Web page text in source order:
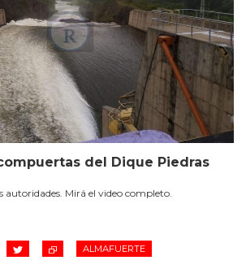
del Dique Piedras
autoridades. Mirá el video completo.
ALMAFUERTE